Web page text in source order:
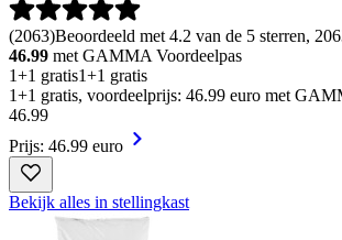
(2063)Beoordeeld met 4.2 van de 5 sterren,
46.99 met GAMMA Voordeelpas
1+1 gratis1+1 gratis
1+1 gratis, voordeelprijs: 46.99 euro met
46.99
Prijs: 46.99 euro
Bekijk alles in stellingkast